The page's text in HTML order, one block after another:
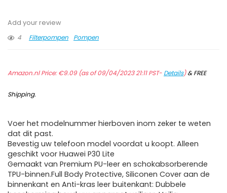
Add your review
4
Filterpompen Pompen
Amazon.nl Price:€9.09(as of 09/04/2023 21:11 PST- Details)&FREE
Shipping.
Voer het modelnummer hierboven inom zeker te weten
dat dit past.
Bevestig uw telefoon model voordat u koopt. Alleen
geschikt voor Huawei P30 Lite
Gemaakt van Premium PU-leer en schokabsorberende
TPU-binnen.Full Body Protective, Siliconen Cover aan de
binnenkant en Anti-kras leer buitenkant: Dubbele